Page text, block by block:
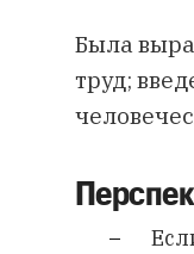
Была
труд;